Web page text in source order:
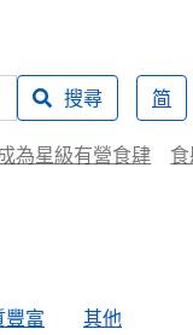
搜尋 简
為星級有營食肆
豐富 其他